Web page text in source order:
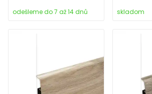
odešleme do 7 až 14 dnů skladom